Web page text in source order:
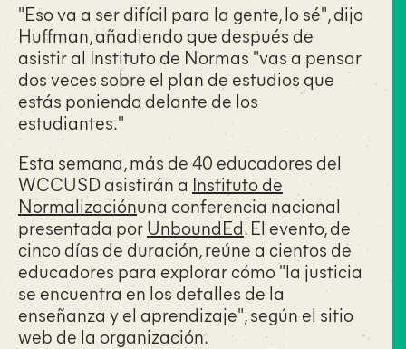
"Eso va a ser difícil para la gente, lo sé", dijo
Huffman, añadiendo que después de
asistir al Instituto de Normas "vas a pensar
dos veces sobre el plan de estudios que
estás poniendo delante de los
estudiantes."
Esta semana, más de 40 educadores del
WCCUSD asistirán a Instituto de
Normalizaciónuna conferencia nacional
presentada porUnboundEd. El evento, de
cinco días de duración, reúne a cientos de
educadores para explorar cómo "la justicia
se encuentra en los detalles de la
enseñanza y el aprendizaje", según el sitio
web de la organización.